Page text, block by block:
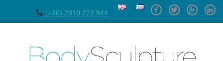
(+30) 2310 222 844
FacebookTwitterGPlus